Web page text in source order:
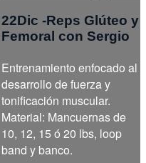
22Dic -Reps Glúteo y
Femoral con Sergio
Entrenamiento enfocado al
desarrollo de fuerza y
tonificación muscular.
Material: Mancuernas de
10, 12, 15 ó 20 lbs, loop
band y banco.